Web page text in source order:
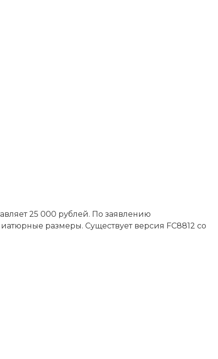
25 000 рублей. По заявлению
размеры. Существует версия FC8812 со